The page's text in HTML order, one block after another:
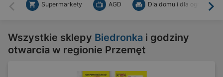
Wstecz
Supermarkety AGD Dla domu i dla ogrodu
Wszystkie sklepy Biedronka i godziny
otwarcia w regionie Przemęt